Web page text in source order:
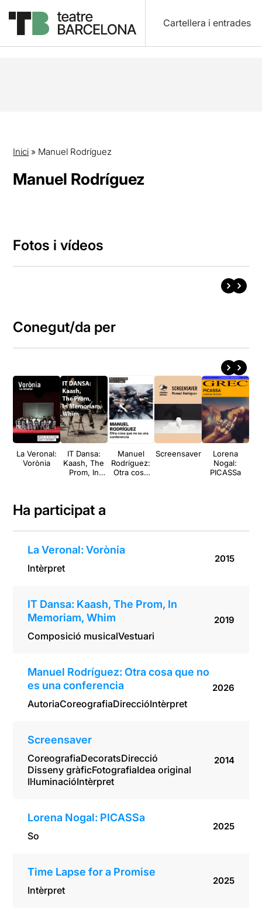
Cartellera i entrades
Inici » Manuel Rodríguez
Manuel Rodríguez
Fotos i vídeos
Conegut/da per
La Veronal:
Vorònia
IT Dansa:
Kaash, The
Prom, In
Manuel
Rodríguez:
Otra cosa
Screensaver
Lorena
Nogal:
PICASSa
Ha participat a
La Veronal: Vorònia
Intèrpret
2015
IT Dansa: Kaash, The Prom, In
Memoriam, Whim
Composició musicalVestuari
2019
Manuel Rodríguez: Otra cosa que no
es una conferencia
AutoriaCoreografiaDireccióIntèrpret
2026
Screensaver
CoreografiaDecoratsDirecció
Disseny gràficFotografiaIdea original
Il·luminacióIntèrpret
2014
Lorena Nogal: PICASSa
So
2025
Time Lapse for a Promise
Intèrpret
2025